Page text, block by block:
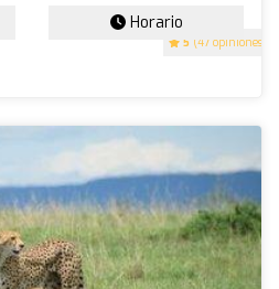
5 (47 opiniones)
Horario